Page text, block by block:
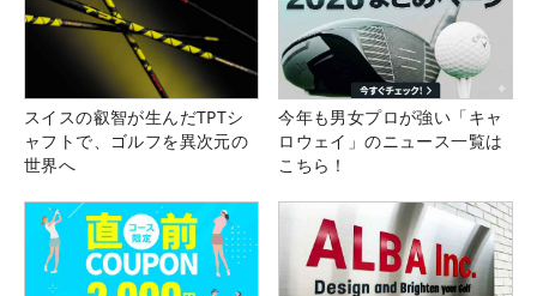
スイスの叡智が生んだTPTシ
ャフトで、ゴルフを異次元の
世界へ
今年も男女プロが強い「キャ
ロウェイ」のニュース一覧は
こちら！